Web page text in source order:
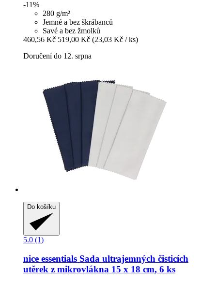
-11%
280 g/m²
Jemné a bez škrábanců
Savé a bez žmolků
460,56 Kč 519,00 Kč (23,03 Kč / ks)
Doručení do 12. srpna
Do košíku
5.0 (1)
nice essentials Sada ultrajemných čisticích
utěrek z mikrovlákna 15 x 18 cm, 6 ks